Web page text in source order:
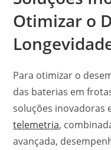
Otimizar o
Para otimizar o
das baterias em
soluções inovadoras
telemetria,
avançada,